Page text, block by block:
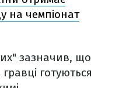
на чемпіонат
зазначив, що
готуються